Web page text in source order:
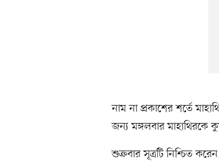
নাম না প্রকাশের শর্তে
জন্য মঙ্গলবার মাহাথিরকে
শুক্রবার সূত্রটি নিশ্চিত